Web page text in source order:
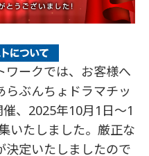
ワークでは、お客様へ
らぶんちょドラマチッ
、2025年10月1日～1
いたしました。厳正な
決定いたしましたので